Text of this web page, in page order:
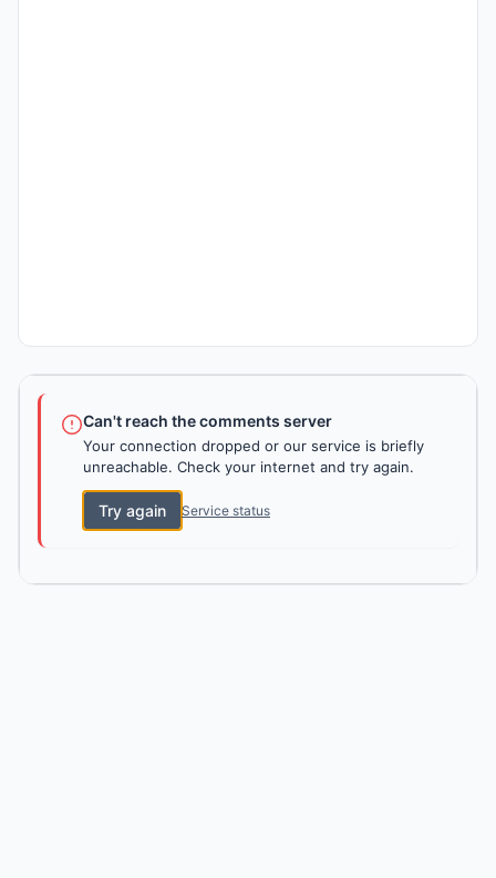
Can't reach the comments server
Your connection dropped or our service is briefly
unreachable. Check your internet and try again.
Try again Service status